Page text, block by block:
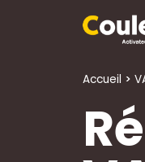
Accueil >